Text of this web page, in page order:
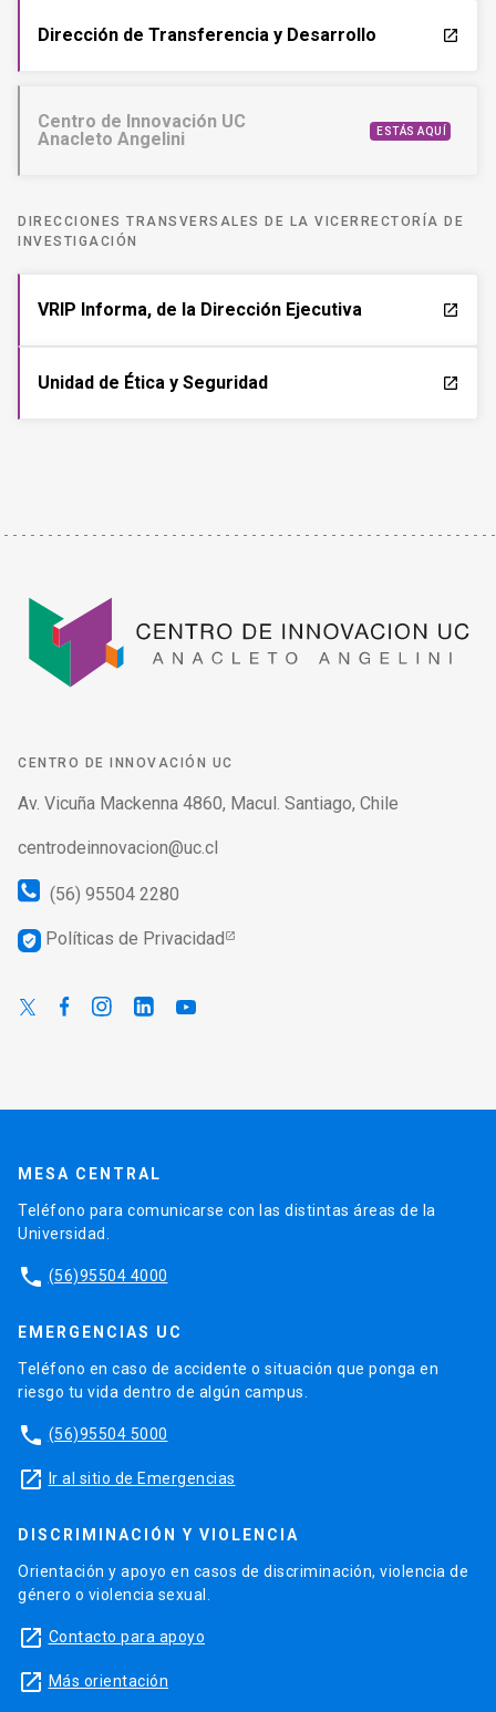
Dirección de Transferencia y Desarrollo launch
Centro de Innovación UC
Anacleto Angelini
ESTÁS AQUÍ
DIRECCIONES TRANSVERSALES DE LA VICERRECTORÍA DE
INVESTIGACIÓN
VRIP Informa, de la Dirección Ejecutiva launch
Unidad de Ética y Seguridad launch
CENTRO DE INNOVACIÓN UC
Av. Vicuña Mackenna 4860, Macul. Santiago, Chile
centrodeinnovacion@uc.cl
(56) 95504 2280
verified_user Políticas de Privacidad
MESA CENTRAL
Teléfono para comunicarse con las distintas áreas de la
Universidad.
phone (56)95504 4000
EMERGENCIAS UC
Teléfono en caso de accidente o situación que ponga en
riesgo tu vida dentro de algún campus.
phone (56)95504 5000
launch Ir al sitio de Emergencias
DISCRIMINACIÓN Y VIOLENCIA
Orientación y apoyo en casos de discriminación, violencia de
género o violencia sexual.
launch Contacto para apoyo
launch Más orientación